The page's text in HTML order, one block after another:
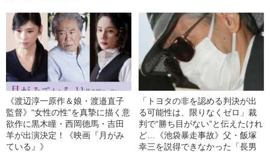
《渡辺淳一原作＆娘・渡邉直子
監督》“女性の性”を真摯に描く意
欲作に黒木瞳・西岡德馬・吉田
羊が出演決定！《映画『月がみ
ている』》
「トヨタの非を認める判決が出
る可能性は、限りなくゼロ」裁
判で“勝ち目がない”と伝えたけれ
ど…《池袋暴走事故》父・飯塚
幸三を説得できなかった「長男